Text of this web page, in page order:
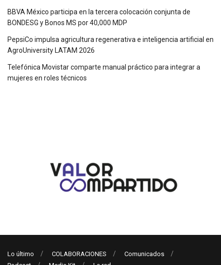
BBVA México participa en la tercera colocación conjunta de
BONDESG y Bonos MS por 40,000 MDP
PepsiCo impulsa agricultura regenerativa e inteligencia artificial en
AgroUniversity LATAM 2026
Telefónica Movistar comparte manual práctico para integrar a
mujeres en roles técnicos
Lo último COLABORACIONES
Comunicados